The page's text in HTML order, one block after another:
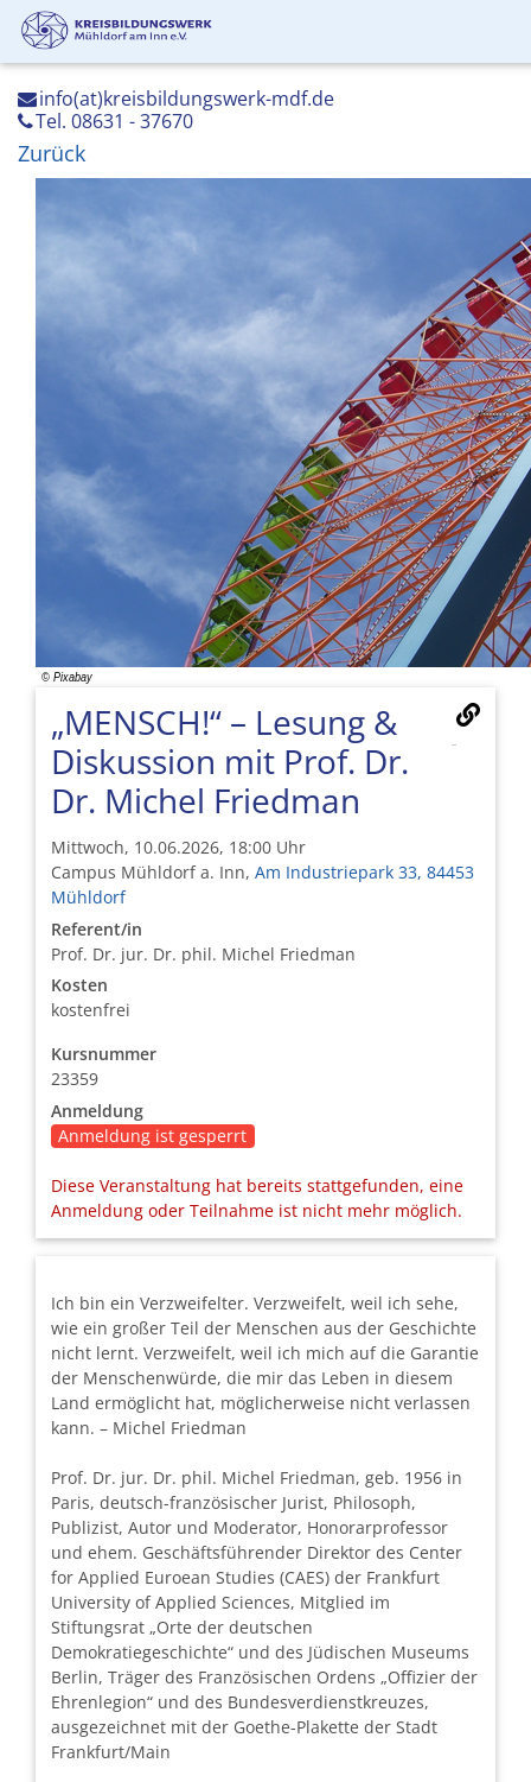
info(at)kreisbildungswerk-mdf.de
Tel. 08631 - 37670
Zurück
„MENSCH!“ – Lesung &
Diskussion mit Prof. Dr.
Dr. Michel Friedman
Mittwoch, 10.06.2026, 18:00 Uhr
Campus Mühldorf a. Inn, Am Industriepark 33, 84453
Mühldorf
Referent/in
Prof. Dr. jur. Dr. phil. Michel Friedman
Kosten
kostenfrei
Kursnummer
23359
Anmeldung
Anmeldung ist gesperrt
Diese Veranstaltung hat bereits stattgefunden, eine
Anmeldung oder Teilnahme ist nicht mehr möglich.
Ich bin ein Verzweifelter. Verzweifelt, weil ich sehe,
wie ein großer Teil der Menschen aus der Geschichte
nicht lernt. Verzweifelt, weil ich mich auf die Garantie
der Menschenwürde, die mir das Leben in diesem
Land ermöglicht hat, möglicherweise nicht verlassen
kann. – Michel Friedman
Prof. Dr. jur. Dr. phil. Michel Friedman, geb. 1956 in
Paris, deutsch-französischer Jurist, Philosoph,
Publizist, Autor und Moderator, Honorarprofessor
und ehem. Geschäftsführender Direktor des Center
for Applied Euroean Studies (CAES) der Frankfurt
University of Applied Sciences, Mitglied im
Stiftungsrat „Orte der deutschen
Demokratiegeschichte“ und des Jüdischen Museums
Berlin, Träger des Französischen Ordens „Offizier der
Ehrenlegion“ und des Bundesverdienstkreuzes,
ausgezeichnet mit der Goethe-Plakette der Stadt
Frankfurt/Main